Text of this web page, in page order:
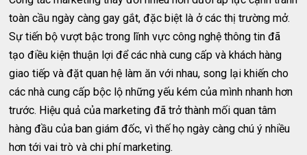
toàn cầu ngày càng gay gắt, đặc biệt là ở các thị trường mở.
Sự tiến bộ vượt bậc trong lĩnh vực công nghệ thông tin đã
tạo điều kiện thuận lợi để các nhà cung cấp và khách hàng
giao tiếp và đặt quan hệ làm ăn với nhau, song lại khiến cho
các nhà cung cấp bộc lộ những yếu kém của mình nhanh hơn
trước. Hiệu quả của marketing đã trở thành mối quan tâm
hàng đầu của ban giám đốc, vì thế họ ngày càng chú ý nhiều
hơn tới vai trò và chi phí marketing.